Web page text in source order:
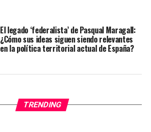
El legado ‘federalista’ de Pasqual Maragall:
¿Cómo sus ideas siguen siendo relevantes
en la política territorial actual de España?
TRENDING